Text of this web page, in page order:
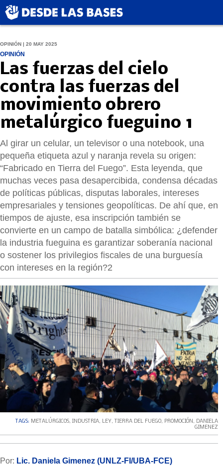
OPINIÓN | 20 MAY 2025
OPINIÓN
Las fuerzas del cielo
contra las fuerzas del
movimiento obrero
metalúrgico fueguino 1
Al girar un celular, un televisor o una notebook, una
pequeña etiqueta azul y naranja revela su origen:
“Fabricado en Tierra del Fuego”. Esta leyenda, que
muchas veces pasa desapercibida, condensa décadas
de políticas públicas, disputas laborales, intereses
empresariales y tensiones geopolíticas. De ahí que, en
tiempos de ajuste, esa inscripción también se
convierte en un campo de batalla simbólica: ¿defender
la industria fueguina es garantizar soberanía nacional
o sostener los privilegios fiscales de una burguesía
con intereses en la región?2
TAGS: METALÚRGICOS, INDUSTRIA, LEY, TIERRA DEL FUEGO, PROMOCIÓN , DANIELA
GIMENEZ
Por: Lic. Daniela Gimenez (UNLZ-FI/UBA-FCE)